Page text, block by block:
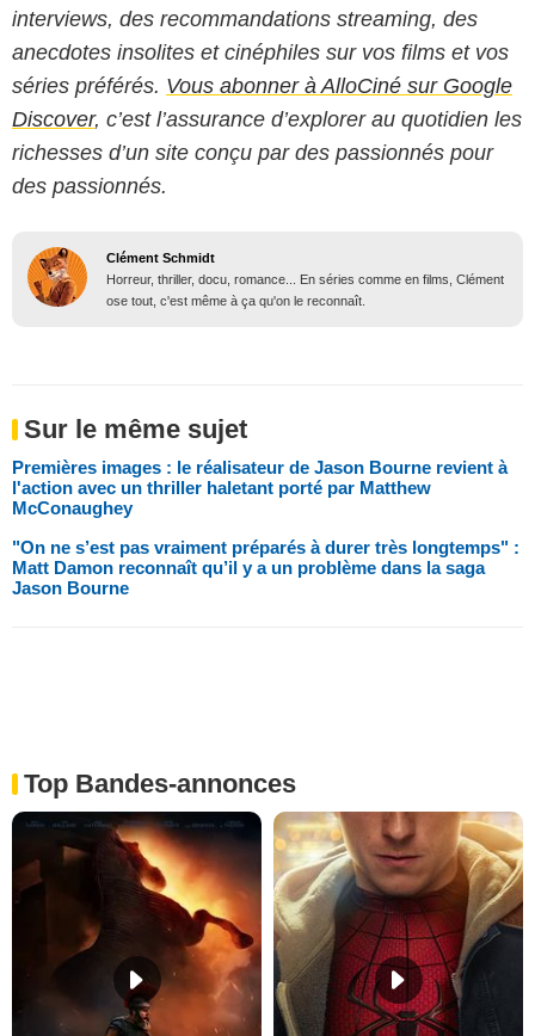
interviews, des recommandations streaming, des
anecdotes insolites et cinéphiles sur vos films et vos
séries préférés. Vous abonner à AlloCiné sur Google
Discover, c’est l’assurance d’explorer au quotidien les
richesses d’un site conçu par des passionnés pour
des passionnés.
Clément Schmidt
Horreur, thriller, docu, romance... En séries comme en films, Clément
ose tout, c'est même à ça qu'on le reconnaît.
Sur le même sujet
Premières images : le réalisateur de Jason Bourne revient à
l'action avec un thriller haletant porté par Matthew
McConaughey
"On ne s’est pas vraiment préparés à durer très longtemps" :
Matt Damon reconnaît qu’il y a un problème dans la saga
Jason Bourne
Top Bandes-annonces